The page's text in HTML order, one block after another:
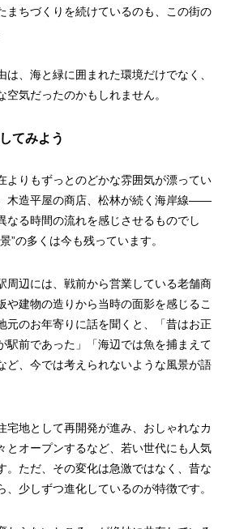
まちづくりを続けているのも、この街の
、海と緑に囲まれた環境だけでなく、
気だったのかもしれません。
てみよう
よりもずっとのどかな雰囲気が漂ってい
木造平屋の商店、松林が続く海岸線——
なる時間の流れを感じさせるものでし
”の多くは今も残っています。
周辺には、戦前から営業している老舗商
や建物の造りから当時の面影を感じるこ
元のお年寄りに話を聞くと、「昔はお正
駅前であった」「海辺では魚を捕まえて
ど、今では考えられないような風景が語
宅地として再開発が進み、おしゃれなカ
とオープンするなど、若い世代にも人気
。ただ、その変化は急激ではなく、昔な
少しずつ進化しているのが特徴です。